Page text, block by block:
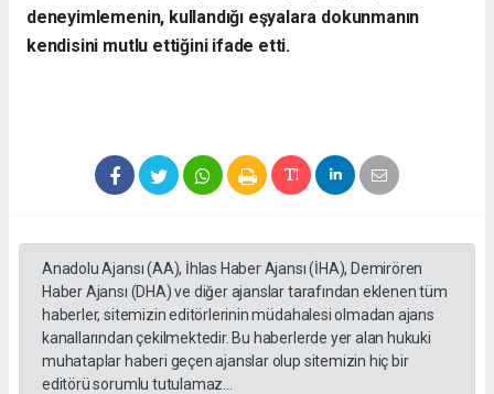
deneyimlemenin, kullandığı eşyalara dokunmanın
kendisini mutlu ettiğini ifade etti.
Anadolu Ajansı (AA), İhlas Haber Ajansı (İHA), Demirören
Haber Ajansı (DHA) ve diğer ajanslar tarafından eklenen tüm
haberler, sitemizin editörlerinin müdahalesi olmadan ajans
kanallarından çekilmektedir. Bu haberlerde yer alan hukuki
muhataplar haberi geçen ajanslar olup sitemizin hiç bir
editörü sorumlu tutulamaz...